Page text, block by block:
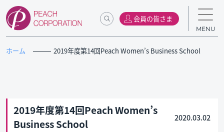
会員の皆さま
MENU
ホーム 2019年度第14回Peach Women’s Business School
2019年度第14回Peach Women’s
Business School
2020.03.02